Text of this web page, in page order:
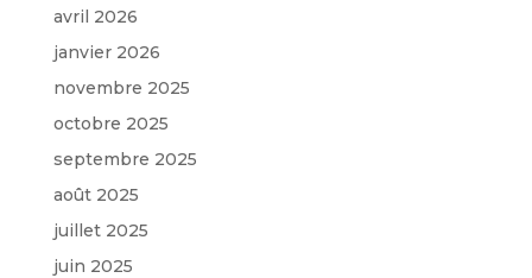
avril 2026
janvier 2026
novembre 2025
octobre 2025
septembre 2025
août 2025
juillet 2025
juin 2025